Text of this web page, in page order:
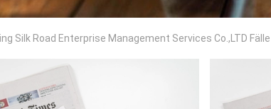
Silk Road Enterprise Management Services Co.,LTD Fälle